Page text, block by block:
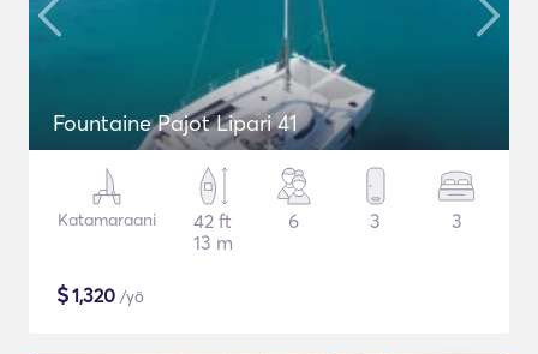
Fountaine Pajot Lipari 41
Katamaraani
42 ft
13 m
6 3 3
$1,320 /yö